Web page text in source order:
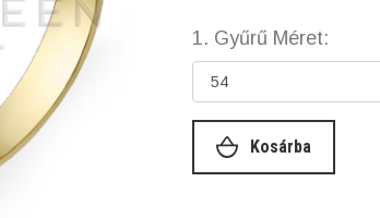
1. Gyűrű Méret:
Kosárba